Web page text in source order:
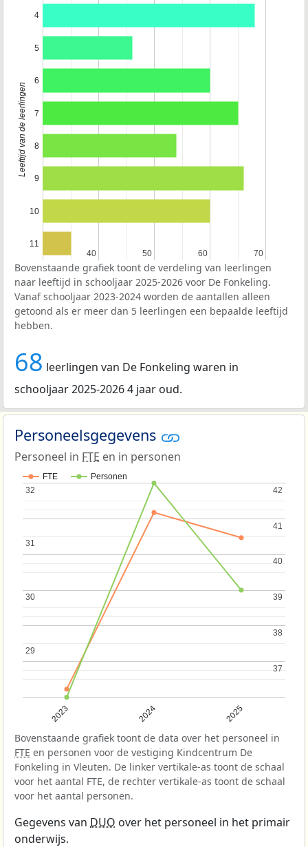
40
40 50
50 60
60 70
70
4
5
6
7
8
9
10
11
Leeftijd van de leerlingen
Bovenstaande grafiek toont de verdeling van leerlingen
naar leeftijd in schooljaar 2025-2026 voor De Fonkeling.
Vanaf schooljaar 2023-2024 worden de aantallen alleen
getoond als er meer dan 5 leerlingen een bepaalde leeftijd
hebben.
68 leerlingen van De Fonkeling waren in
schooljaar 2025-2026 4 jaar oud.
Personeelsgegevens
Personeel in FTE en in personen
FTE Personen
2023 2024 2025
29
29
30
30
31
31
32
32
37
37
38
38
39
39
40
40
41
41
42
42
Bovenstaande grafiek toont de data over het personeel in
FTE en personen voor de vestiging Kindcentrum De
Fonkeling in Vleuten. De linker vertikale-as toont de schaal
voor het aantal FTE, de rechter vertikale-as toont de schaal
voor het aantal personen.
Gegevens van DUO over het personeel in het primair
onderwijs.